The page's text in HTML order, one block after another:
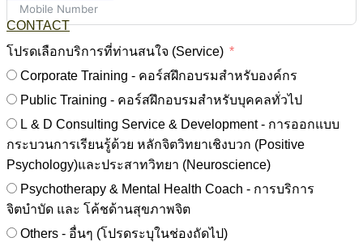
โปรดเลือกบริการที่ท่านสนใจ (Service)
Corporate Training - คอร์สฝึกอบรมสำหรับองค์กร
Public Training - คอร์สฝึกอบรมสำหรับบุคคลทั่วไป
L & D Consulting Service & Development - การออกแบบ
กระบวนการเรียนรู้ด้วย หลักจิตวิทยาเชิงบวก (Positive
Psychology)และประสาทวิทยา (Neuroscience)
Psychotherapy & Mental Health Coach - การบริการ
จิตบำบัด และ โค้ชด้านสุขภาพจิต
Others - อื่นๆ (โปรดระบุในช่องถัดไป)
CONTACT